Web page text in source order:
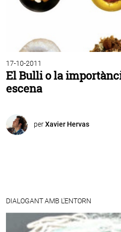
17-10-2011
El Bulli o la
escena
perXavier Hervas
DIALOGANT AMB L'ENTORN